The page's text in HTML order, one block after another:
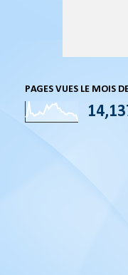
PAGES VUES LE MOIS